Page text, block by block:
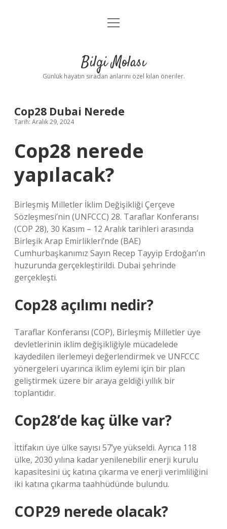
Anasayfa
Yasal Uyarı
menüyü
Bilgi Molası
Günlük hayatın sıradan anlarını özel kılan öneriler.
Cop28 Dubai Nerede
Tarih: Aralık 29, 2024
Cop28 nerede
yapılacak?
Birleşmiş Milletler İklim Değişikliği Çerçeve
Sözleşmesi’nin (UNFCCC) 28. Taraflar Konferansı
(COP 28), 30 Kasım – 12 Aralık tarihleri ​​arasında
Birleşik Arap Emirlikleri’nde (BAE)
Cumhurbaşkanımız Sayın Recep Tayyip Erdoğan’ın
huzurunda gerçekleştirildi. Dubai şehrinde
gerçekleşti.
Cop28 açılımı nedir?
Taraflar Konferansı (COP), Birleşmiş Milletler üye
devletlerinin iklim değişikliğiyle mücadelede
kaydedilen ilerlemeyi değerlendirmek ve UNFCCC
yönergeleri uyarınca iklim eylemi için bir plan
geliştirmek üzere bir araya geldiği yıllık bir
toplantıdır.
Cop28’de kaç ülke var?
İttifakın üye ülke sayısı 57’ye yükseldi. Ayrıca 118
ülke, 2030 yılına kadar yenilenebilir enerji kurulu
kapasitesini üç katına çıkarma ve enerji verimliliğini
iki katına çıkarma taahhüdünde bulundu.
COP29 nerede olacak?